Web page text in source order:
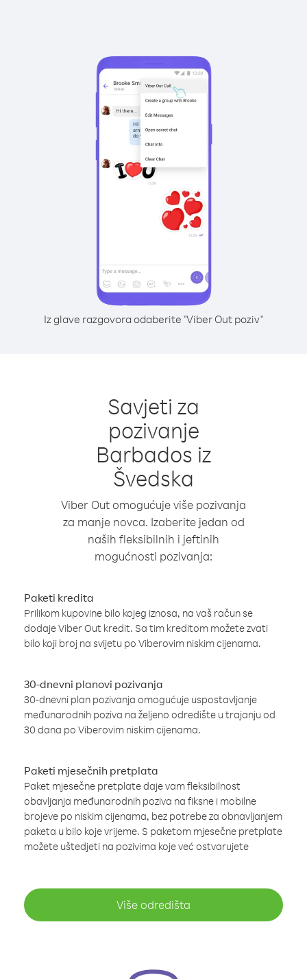
Iz glave razgovora odaberite "Viber Out poziv"
Savjeti za
pozivanje
Barbados iz
Švedska
Viber Out omogućuje više pozivanja
za manje novca. Izaberite jedan od
naših fleksibilnih i jeftinih
mogućnosti pozivanja:
Paketi kredita
Prilikom kupovine bilo kojeg iznosa, na vaš račun se
dodaje Viber Out kredit. Sa tim kreditom možete zvati
bilo koji broj na svijetu po Viberovim niskim cijenama.
30-dnevni planovi pozivanja
30-dnevni plan pozivanja omogućuje uspostavljanje
međunarodnih poziva na željeno odredište u trajanju od
30 dana po Viberovim niskim cijenama.
Paketi mjesečnih pretplata
Paket mjesečne pretplate daje vam fleksibilnost
obavljanja međunarodnih poziva na fiksne i mobilne
brojeve po niskim cijenama, bez potrebe za obnavljanjem
paketa u bilo koje vrijeme. S paketom mjesečne pretplate
možete uštedjeti na pozivima koje već ostvarujete
Više odredišta